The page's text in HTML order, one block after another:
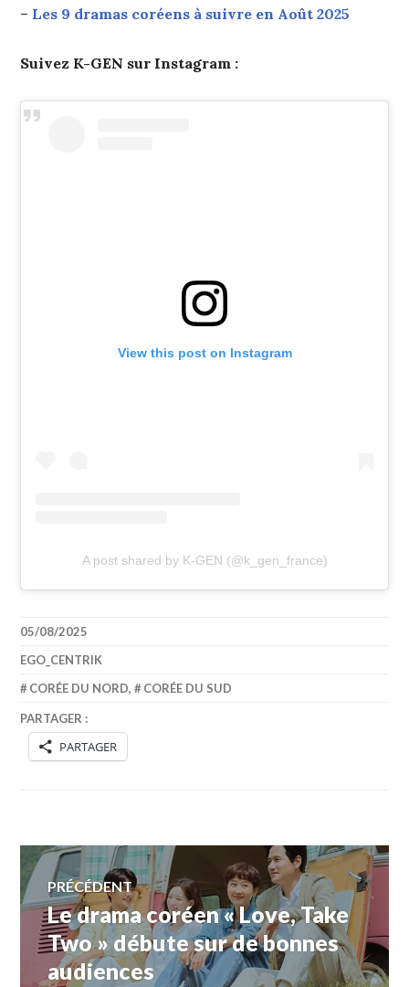
– Les 9 dramas coréens à suivre en Août 2025
Suivez K-GEN sur Instagram :
View this post on Instagram
A post shared by K-GEN (@k_gen_france)
05/08/2025
EGO_CENTRIK
CORÉE DU NORD, CORÉE DU SUD
PARTAGER :
PARTAGER
Navigation
de
PRÉCÉDENT
Article
précédent :
Le drama coréen « Love, Take
Two » débute sur de bonnes
audiences